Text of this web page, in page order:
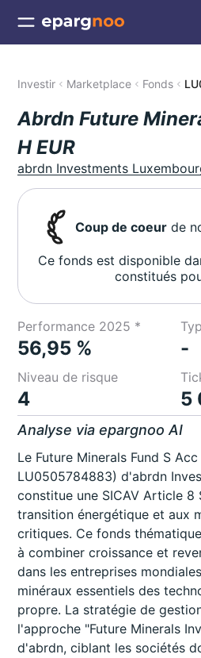
Investir Marketplace Fonds
Abrdn Future
H EUR
abrdn Investments
Coup de coeur de
Ce fonds est disponible
constitués
Performance 2025 *
56,95 % -
Niveau de risque
4 5
Analyse via epargnoo AI
Le Future Minerals Fund S Acc
LU0505784883) d'abrdn
constitue une SICAV Article 8
transition énergétique et aux
critiques. Ce fonds
à combiner croissance et
dans les entreprises
minéraux essentiels des
propre. La stratégie de
l'approche "Future Minerals
d'abrdn, ciblant les sociétés